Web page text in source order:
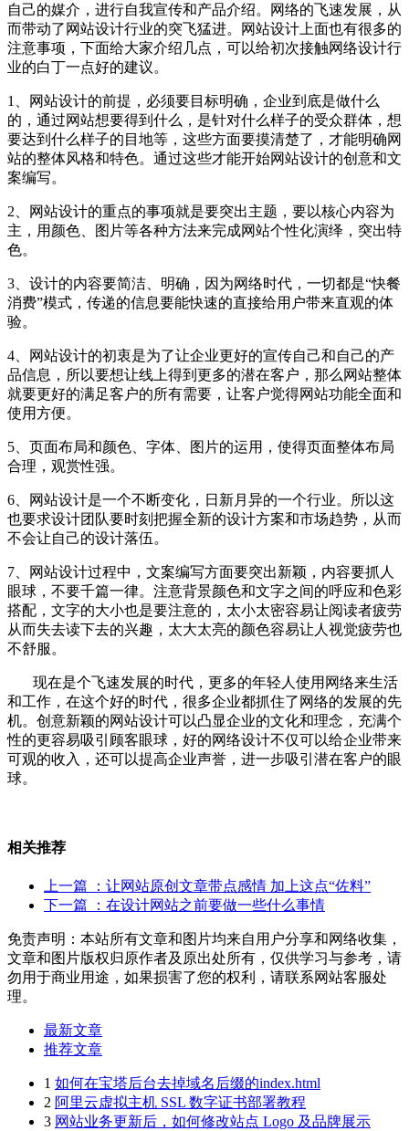
自己的媒介，进行自我宣传和产品介绍。网络的飞速发展，从
而带动了网站设计行业的突飞猛进。网站设计上面也有很多的
注意事项，下面给大家介绍几点，可以给初次接触网络设计行
业的白丁一点好的建议。
1、网站设计的前提，必须要目标明确，企业到底是做什么
的，通过网站想要得到什么，是针对什么样子的受众群体，想
要达到什么样子的目地等，这些方面要摸清楚了，才能明确网
站的整体风格和特色。通过这些才能开始网站设计的创意和文
案编写。
2、网站设计的重点的事项就是要突出主题，要以核心内容为
主，用颜色、图片等各种方法来完成网站个性化演绎，突出特
色。
3、设计的内容要简洁、明确，因为网络时代，一切都是“快餐
消费”模式，传递的信息要能快速的直接给用户带来直观的体
验。
4、网站设计的初衷是为了让企业更好的宣传自己和自己的产
品信息，所以要想让线上得到更多的潜在客户，那么网站整体
就要更好的满足客户的所有需要，让客户觉得网站功能全面和
使用方便。
5、页面布局和颜色、字体、图片的运用，使得页面整体布局
合理，观赏性强。
6、网站设计是一个不断变化，日新月异的一个行业。所以这
也要求设计团队要时刻把握全新的设计方案和市场趋势，从而
不会让自己的设计落伍。
7、网站设计过程中，文案编写方面要突出新颖，内容要抓人
眼球，不要千篇一律。注意背景颜色和文字之间的呼应和色彩
搭配，文字的大小也是要注意的，太小太密容易让阅读者疲劳
从而失去读下去的兴趣，太大太亮的颜色容易让人视觉疲劳也
不舒服。
现在是个飞速发展的时代，更多的年轻人使用网络来生活
和工作，在这个好的时代，很多企业都抓住了网络的发展的先
机。创意新颖的网站设计可以凸显企业的文化和理念，充满个
性的更容易吸引顾客眼球，好的网络设计不仅可以给企业带来
可观的收入，还可以提高企业声誉，进一步吸引潜在客户的眼
球。
相关推荐
上一篇
：让网站原创文章带点感情 加上这点“佐料”
下一篇
：在设计网站之前要做一些什么事情
免责声明：本站所有文章和图片均来自用户分享和网络收集，
文章和图片版权归原作者及原出处所有，仅供学习与参考，请
勿用于商业用途，如果损害了您的权利，请联系网站客服处
理。
最新文章
推荐文章
1 如何在宝塔后台去掉域名后缀的index.html
2 阿里云虚拟主机 SSL 数字证书部署教程
3 网站业务更新后，如何修改站点 Logo 及品牌展示